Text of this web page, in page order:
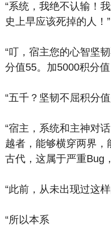
“系统，我绝不认输！
史上早应该死掉的人！”
“叮，宿主您的心智坚
分值55。加5000积分值
“五千？坚韧不屈积分
“宿主，系统和主神对
越者，能够横穿两界，
古代，这属于严重Bug
“此前，从未出现过这
“所以本系